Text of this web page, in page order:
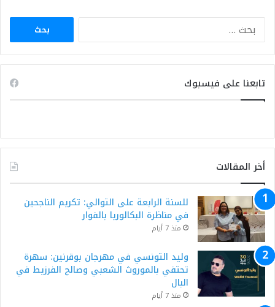
البحث
تابعنا على فيسبوك
أخر المقالات
للسنة الرابعة على التوالي: تكريم الناجحين
في مناظرة البكالوريا بالفوار
منذ 7 أيام
وليد التونسي في مهرجان بوقرنين: سهرة
تحتفي بالموروث الشعبي وصالح الفرزيط في
البال
منذ 7 أيام